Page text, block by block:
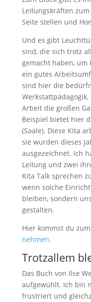
Leitungskräften
Seite stellen und
Und es gibt
sind, die sich trotz
gemacht haben, um
ein gutes
sind hier die
Arbeit die großen
Beispiel bietet hier
(Saale). Diese Kita
sie wurden dieses
ausgezeichnet. Ich
Leitung und zwei
Kita Talk sprechen
wenn solche
bleiben, sondern
gestalten.
Hier kommst du
nehmen.
Trotzallem
Das Buch von Ilse
aufgewühlt. Ich bin
frustriert und